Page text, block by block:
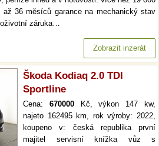
až 36 měsíců garance na mechanický stav
záruka…
Zobrazit inzerát
Škoda Kodiaq 2.0 TDI
Sportline
Cena: 670000Kč, výkon 147 kw,
najeto 162495 km, rok výroby: 2022,
koupeno v: česká republika první
majitel servisní knížka vůz s